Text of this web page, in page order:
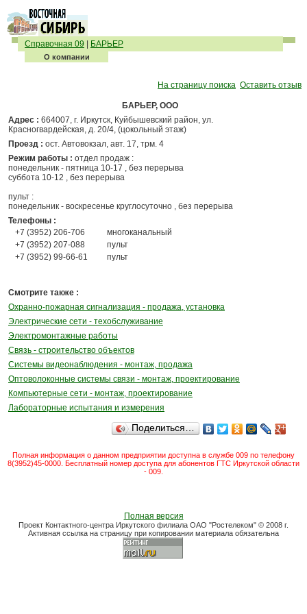
Справочная 09 БАРЬЕР
О компании
На страницу поиска Оставить отзыв
БАРЬЕР, ООО
Адрес : 664007, г. Иркутск, Куйбышевский район, ул.
Красногвардейская, д. 20/4, (цокольный этаж)
Проезд : ост. Автовокзал, авт. 17, трм. 4
Режим работы : отдел продаж :
понедельник - пятница 10-17 , без перерыва
суббота 10-12 , без перерыва
пульт :
понедельник - воскресенье круглосуточно , без перерыва
Телефоны :
+7 (3952) 206-706
многоканальный
+7 (3952) 207-088
пульт
+7 (3952) 99-66-61
пульт
Смотрите также :
Охранно-пожарная сигнализация - продажа, установка
Электрические сети - техобслуживание
Электромонтажные работы
Связь - строительство объектов
Системы видеонаблюдения - монтаж, продажа
Оптоволоконные системы связи - монтаж, проектирование
Компьютерные сети - монтаж, проектирование
Лабораторные испытания и измерения
Поделиться…
Полная информация о данном предприятии доступна в службе 009 по телефону
8(3952)45-0000. Бесплатный номер доступа для абонентов ГТС Иркутской области
- 009.
Полная версия
Проект Контактного-центра Иркутского филиала ОАО "Ростелеком" © 2008 г.
Активная ссылка на страницу при копировании материала обязательна